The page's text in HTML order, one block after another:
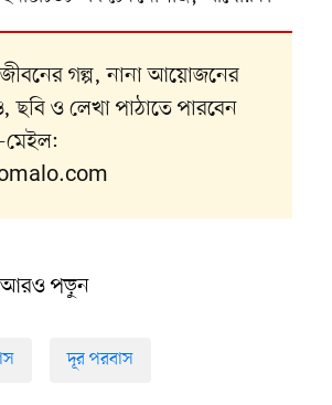
গল্প, নানা আয়োজনের
ছবি ও লেখা পাঠাতে পারবেন
মেইল:
পড়ুন
দূর পরবাস